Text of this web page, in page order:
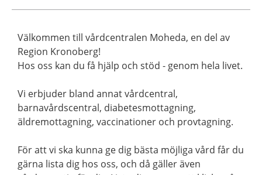
Välkommen till vårdcentralen Moheda, en del av
Region Kronoberg!
Hos oss kan du få hjälp och stöd - genom hela livet.
Vi erbjuder bland annat vårdcentral,
barnavårdscentral, diabetesmottagning,
äldremottagning, vaccinationer och provtagning.
För att vi ska kunna ge dig bästa möjliga vård får du
gärna lista dig hos oss, och då gäller även